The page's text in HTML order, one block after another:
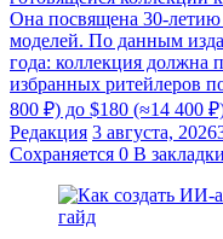
Она посвящена 30-
моделей. По данным
года: коллекция должна
избранных ритейлеров
800 ₽) до $180 (≈14 400
Редакция 3 августа, 2026
Сохраняется 0 В закладки